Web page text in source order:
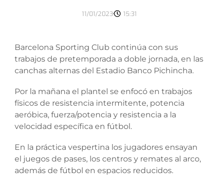
11/01/2023 15:31
Barcelona Sporting Club continúa con sus
trabajos de pretemporada a doble jornada, en las
canchas alternas del Estadio Banco Pichincha.
Por la mañana el plantel se enfocó en trabajos
físicos de resistencia intermitente, potencia
aeróbica, fuerza/potencia y resistencia a la
velocidad específica en fútbol.
En la práctica vespertina los jugadores ensayan
el juegos de pases, los centros y remates al arco,
además de fútbol en espacios reducidos.